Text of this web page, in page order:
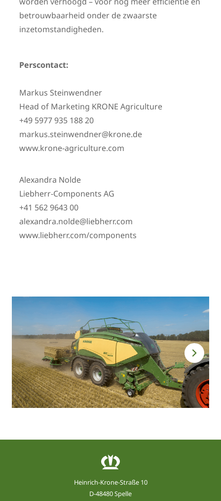
betrouwbaarheid onder de zwaarste
inzetomstandigheden.
Perscontact:
Markus Steinwendner
Head of Marketing KRONE Agriculture
+49 5977 935 188 20
markus.steinwendner@krone.de
www.krone-agriculture.com
Alexandra Nolde
Liebherr-Components AG
+41 562 9643 00
alexandra.nolde@liebherr.com
www.liebherr.com/components
Heinrich-Krone-Straße 10
D-48480 Spelle